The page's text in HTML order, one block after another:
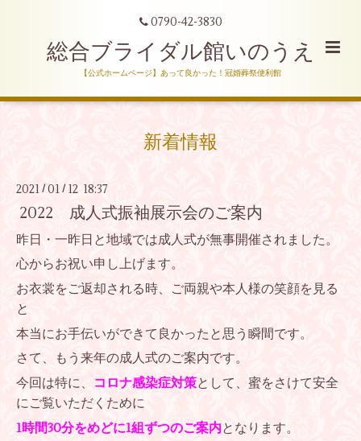
0790-42-3830
総合ブライダル館いのうえ
【公式ホームページ】あって良かった！冠婚葬祭便利館
新着情報
2021 /01 / 12 18:37
2022 成人式振袖展示会のご案内
昨日・一昨日と地域では成人式が無事開催されました。
心からお祝い申し上げます。
お衣裳をご返却される時、ご両親や本人様の笑顔を見る
と
本当にお手伝いができて良かったと思う瞬間です。
さて、もう来年の成人式のご案内です。
今回は特に、 コロナ感染症対策として、蜜をさけて安全
にご覧いただくために
1時間30分をめどに1組ずつのご案内となります。